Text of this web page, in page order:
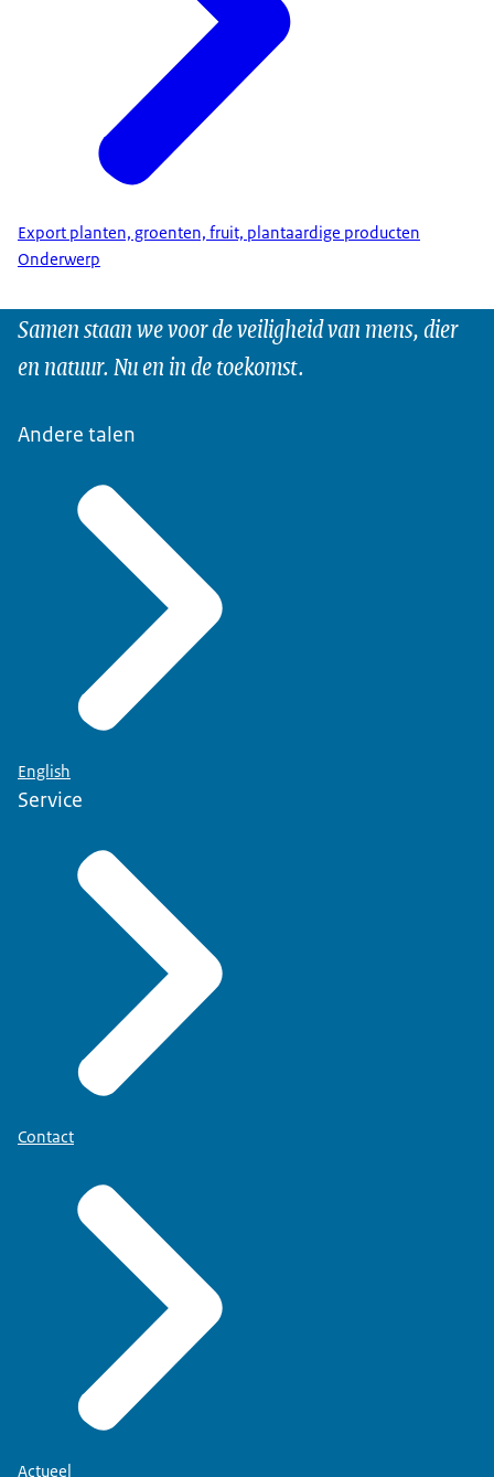
Export planten, groenten, fruit, plantaardige producten
Onderwerp
Samen staan we voor de veiligheid van mens, dier
en natuur. Nu en in de toekomst.
Andere talen
English
Service
Contact
Actueel